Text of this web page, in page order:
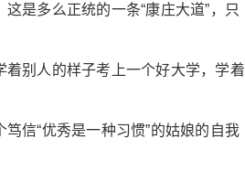
是多么正统的一条“康庄大道”，只
别人的样子考上一个好大学，学着
信“优秀是一种习惯”的姑娘的自我